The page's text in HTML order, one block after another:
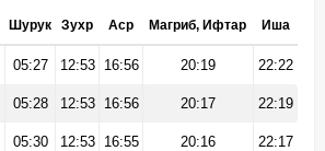
Шурук Зухр Аср Магриб, Ифтар Иша
05:27 12:53 16:56 20:19 22:22
05:28 12:53 16:56 20:17 22:19
05:30 12:53 16:55 20:16 22:17